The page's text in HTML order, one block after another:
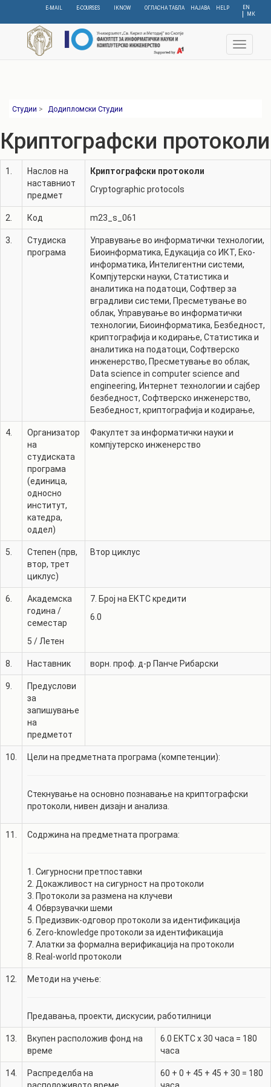
content
EN
МК
E-MAIL E-COURSES IKNOW ОГЛАСНА ТАБЛА НАЈАВА HELP
Toggle
Студии > Додипломски Студии
Криптографски протоколи
1.
Наслов на
наставниот
предмет
Криптографски протоколи
Cryptographic protocols
2. Код m23_s_061
3.
Студиска
програма
Управување во информатички технологии,
Биоинформатика, Едукација со ИКТ, Еко-
информатика, Интелигентни системи,
Компјутерски науки, Статистика и
аналитика на податоци, Софтвер за
вградливи системи, Пресметување во
облак, Управување во информатички
технологии, Биоинформатика, Безбедност,
криптографија и кодирање, Статистика и
аналитика на податоци, Софтверско
инженерство, Пресметување во облак,
Data science in computer science and
engineering, Интернет технологии и сајбер
безбедност, Софтверско инженерство,
Безбедност, криптографија и кодирање,
4.
Организатор
на
студиската
програма
(единица,
односно
институт,
катедра,
оддел)
Факултет за информатички науки и
компјутерско инженерство
5.
Степен (прв,
втор, трет
циклус)
Втор циклус
6.
Академска
година /
семестар
5 / Летен
7. Број на ЕКТС кредити
6.0
8. Наставник ворн. проф. д-р Панче Рибарски
9.
Предуслови
за
запишување
на
предметот
10. Цели на предметната програма (компетенции):
Стекнување на основно познавање на криптографски
протоколи, нивен дизајн и анализа.
11. Содржина на предметната програма:
1. Сигурносни претпоставки
2. Докажливост на сигурност на протоколи
3. Протоколи за размена на клучеви
4. Обврзувачки шеми
5. Предизвик-одговор протоколи за идентификација
6. Zero-knowledge протоколи за идентификација
7. Алатки за формална верификација на протоколи
8. Real-world протоколи
12. Методи на учење:
Предавања, проекти, дискусии, работилници
13.
Вкупен расположив фонд на
време
6.0 ЕКТС x 30 часа = 180
часа
14.
Распределба на
60 + 0 + 45 + 45 + 30 = 180